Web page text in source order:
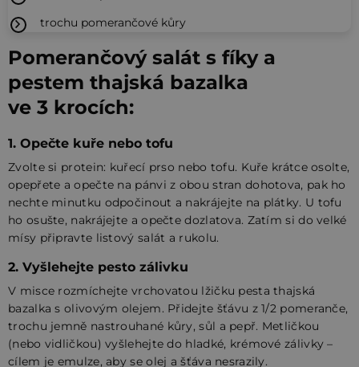
trochu pomerančové kůry
Pomerančový salát s fíky a
pestem thajská bazalka
ve 3 krocích:
1. Opečte kuře nebo tofu
Zvolte si protein: kuřecí prso nebo tofu. Kuře krátce osolte,
opepřete a opečte na pánvi z obou stran dohotova, pak ho
nechte minutku odpočinout a nakrájejte na plátky. U tofu
ho osušte, nakrájejte a opečte dozlatova. Zatím si do velké
mísy připravte listový salát a rukolu.
2. Vyšlehejte pesto zálivku
V misce rozmíchejte vrchovatou lžičku pesta thajská
bazalka s olivovým olejem. Přidejte šťávu z 1/2 pomeranče,
trochu jemně nastrouhané kůry, sůl a pepř. Metličkou
(nebo vidličkou) vyšlehejte do hladké, krémové zálivky –
cílem je emulze, aby se olej a šťáva nesrazily.